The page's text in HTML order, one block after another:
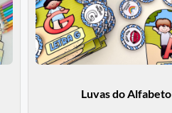
Luvas do Alfabeto